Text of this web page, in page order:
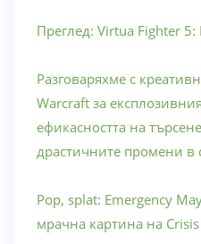
Преглед: Virtua Fighter
Разговаряхме с
Warcraft за
ефикасността на
драстичните промени в
Pop, splat: Emergency
мрачна картина на